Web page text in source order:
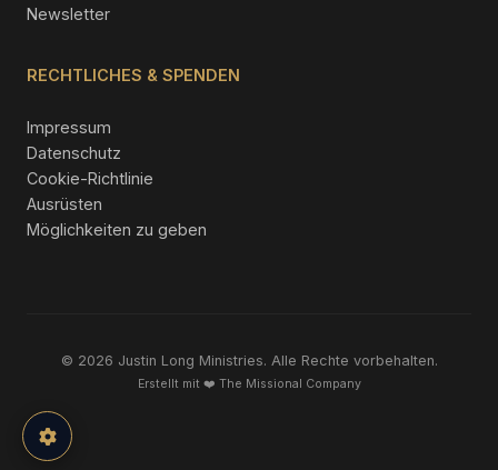
Newsletter
RECHTLICHES & SPENDEN
Impressum
Datenschutz
Cookie-Richtlinie
Ausrüsten
Möglichkeiten zu geben
© 2026 Justin Long Ministries. Alle Rechte vorbehalten.
Erstellt mit ❤️ The Missional Company